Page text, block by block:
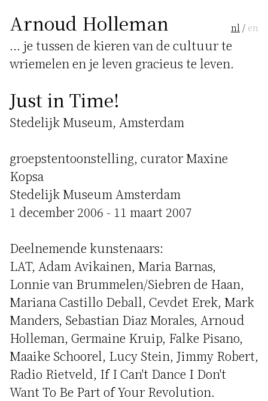
Arnoud Holleman
... je tussen de kieren van de cultuur te
wriemelen en je leven gracieus te leven.
nl / en
Just in Time!
Stedelijk Museum, Amsterdam
groepstentoonstelling, curator Maxine
Kopsa
Stedelijk Museum Amsterdam
1 december 2006 - 11 maart 2007
Deelnemende kunstenaars:
LAT, Adam Avikainen, Maria Barnas,
Lonnie van Brummelen/Siebren de Haan,
Mariana Castillo Deball, Cevdet Erek, Mark
Manders, Sebastian Diaz Morales, Arnoud
Holleman, Germaine Kruip, Falke Pisano,
Maaike Schoorel, Lucy Stein, Jimmy Robert,
Radio Rietveld, If I Can't Dance I Don't
Want To Be Part of Your Revolution.